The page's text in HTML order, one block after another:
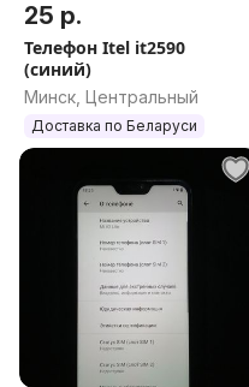
25 р.
Телефон Itel it2590
(синий)
Минск, Центральный
Доставка по Беларуси